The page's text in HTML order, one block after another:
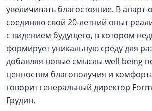
увеличивать благостояние. В апарт-
соединяю свой 20-летний опыт
с видением будущего, в котором
формирует уникальную среду для
добавляя новые смыслы well-being
ценностям благополучия и
говорит генеральный директор
Грудин.